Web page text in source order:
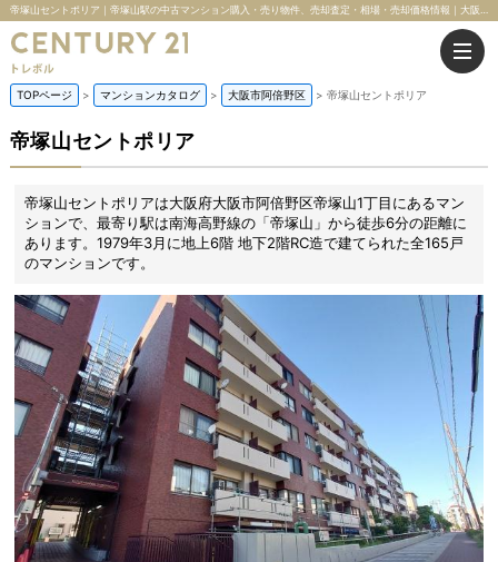
TOPページ マンションカタログ 大阪市阿倍野区 帝塚山セントポリア
帝塚山セントポリア
帝塚山セントポリアは大阪府大阪市阿倍野区帝塚山1丁目にあるマン
ションで、最寄り駅は南海高野線の「帝塚山」から徒歩6分の距離に
あります。1979年3月に地上6階 地下2階RC造で建てられた全165戸
のマンションです。